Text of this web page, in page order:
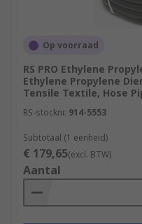
Op voorraad
RS PRO Ethylene
Ethylene Propylene
Tensile Textile, Hose
RS-stocknr. 914-5553
Subtotaal (1 eenheid)
€ 179,65(excl. BTW)
Aantal